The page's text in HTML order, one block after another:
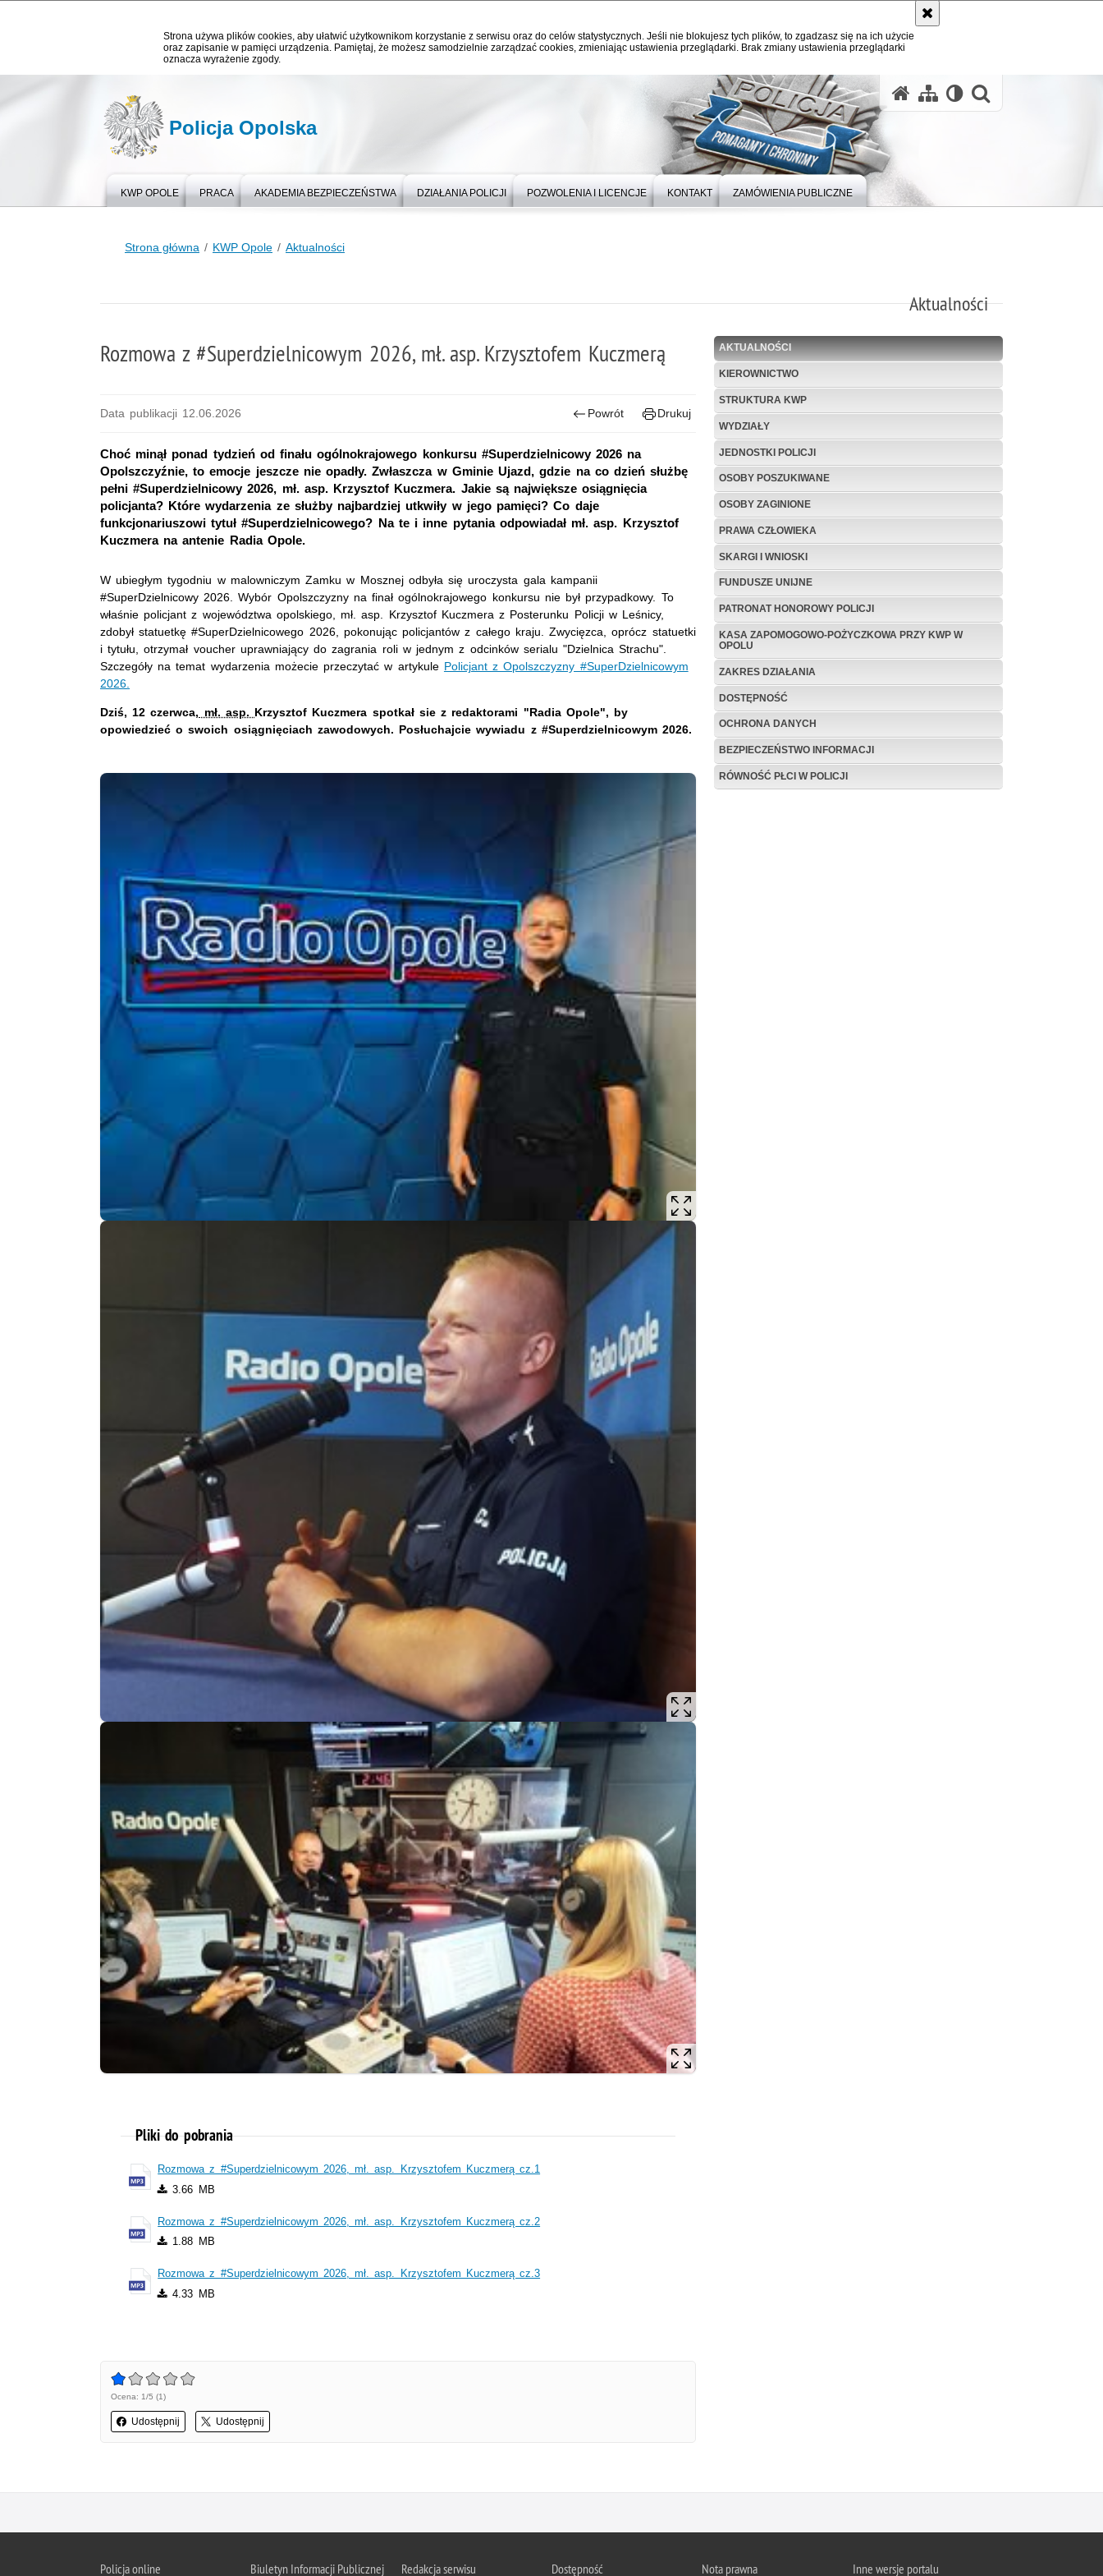
Strona używa plików cookies, aby ułatwić użytkownikom korzystanie z serwisu oraz do celów statystycznych. Jeśli nie blokujesz tych plików, to zgadzasz się na ich użycie
oraz zapisanie w pamięci urządzenia. Pamiętaj, że możesz samodzielnie zarządzać cookies, zmieniając ustawienia przeglądarki. Brak zmiany ustawienia przeglądarki
oznacza wyrażenie zgody.
Policja Opolska
KWP OPOLE PRACA AKADEMIA BEZPIECZEŃSTWA DZIAŁANIA POLICJI POZWOLENIA I LICENCJE KONTAKT ZAMÓWIENIA PUBLICZNE
Strona główna KWP Opole Aktualności
Aktualności
Rozmowa z #Superdzielnicowym 2026, mł. asp. Krzysztofem Kuczmerą
Data publikacji 12.06.2026 Powrót Drukuj
Choć minął ponad tydzień od finału ogólnokrajowego konkursu #Superdzielnicowy 2026 na
Opolszczyźnie, to emocje jeszcze nie opadły. Zwłaszcza w Gminie Ujazd, gdzie na co dzień służbę
pełni #Superdzielnicowy 2026, mł. asp. Krzysztof Kuczmera. Jakie są największe osiągnięcia
policjanta? Które wydarzenia ze służby najbardziej utkwiły w jego pamięci? Co daje
funkcjonariuszowi tytuł #Superdzielnicowego? Na te i inne pytania odpowiadał mł. asp. Krzysztof
Kuczmera na antenie Radia Opole.
W ubiegłym tygodniu w malowniczym Zamku w Mosznej odbyła się uroczysta gala kampanii
#SuperDzielnicowy 2026. Wybór Opolszczyzny na finał ogólnokrajowego konkursu nie był przypadkowy. To
właśnie policjant z województwa opolskiego, mł. asp. Krzysztof Kuczmera z Posterunku Policji w Leśnicy,
zdobył statuetkę #SuperDzielnicowego 2026, pokonując policjantów z całego kraju. Zwycięzca, oprócz statuetki
i tytułu, otrzymał voucher uprawniający do zagrania roli w jednym z odcinków serialu "Dzielnica Strachu".
Szczegóły na temat wydarzenia możecie przeczytać w artykule Policjant z Opolszczyzny #SuperDzielnicowym
2026.
Dziś, 12 czerwca, mł. asp. Krzysztof Kuczmera spotkał sie z redaktorami "Radia Opole", by
opowiedzieć o swoich osiągnięciach zawodowych. Posłuchajcie wywiadu z #Superdzielnicowym 2026.
Pliki do pobrania
Rozmowa z #Superdzielnicowym 2026, mł. asp. Krzysztofem Kuczmerą cz.1
3.66 MB
Rozmowa z #Superdzielnicowym 2026, mł. asp. Krzysztofem Kuczmerą cz.2
1.88 MB
Rozmowa z #Superdzielnicowym 2026, mł. asp. Krzysztofem Kuczmerą cz.3
4.33 MB
Ocena: 1/5 (1)
Udostępnij Udostępnij
AKTUALNOŚCI
KIEROWNICTWO
STRUKTURA KWP
WYDZIAŁY
JEDNOSTKI POLICJI
OSOBY POSZUKIWANE
OSOBY ZAGINIONE
PRAWA CZŁOWIEKA
SKARGI I WNIOSKI
FUNDUSZE UNIJNE
PATRONAT HONOROWY POLICJI
KASA ZAPOMOGOWO-POŻYCZKOWA PRZY KWP W
OPOLU
ZAKRES DZIAŁANIA
DOSTĘPNOŚĆ
OCHRONA DANYCH
BEZPIECZEŃSTWO INFORMACJI
RÓWNOŚĆ PŁCI W POLICJI
Policja online Biuletyn Informacji Publicznej Redakcja serwisu Dostępność Nota prawna Inne wersje portalu